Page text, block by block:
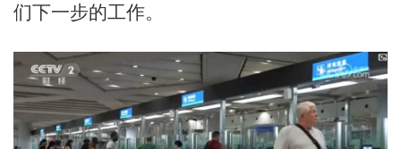
们下一步的工作。